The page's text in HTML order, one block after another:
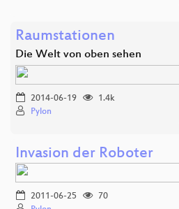
Raumstationen
Die Welt von oben sehen
2014-06-19
1.4k
Pylon
Invasion der Roboter
2011-06-25
70